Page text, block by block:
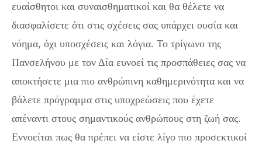
ευαίσθητοι και συναισθηματικοί και θα θέλετε να
διασφαλίσετε ότι στις σχέσεις σας υπάρχει ουσία και
νόημα, όχι υποσχέσεις και λόγια. Το τρίγωνο της
Πανσελήνου με τον Δία ευνοεί τις προσπάθειες σας να
αποκτήσετε μια πιο ανθρώπινη καθημερινότητα και να
βάλετε πρόγραμμα στις υποχρεώσεις που έχετε
απέναντι στους σημαντικούς ανθρώπους στη ζωή σας.
Εννοείται πως θα πρέπει να είστε λίγο πιο προσεκτικοί